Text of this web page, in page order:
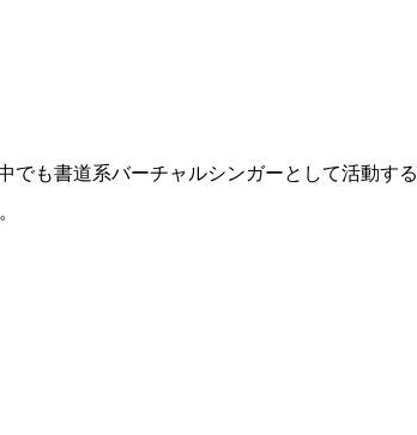
でも書道系バーチャルシンガーとして活動する